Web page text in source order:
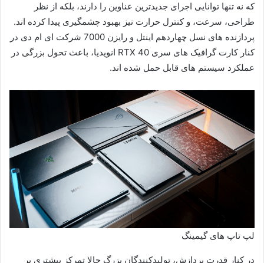
که نه تنها توانایی اجرای جدیدترین عناوین را دارند، بلکه از نظر
طراحی، سرعت، و کنترل حرارت نیز بهبود چشمگیری پیدا کرده اند.
پردازنده های نسل چهاردهم اینتل و رایزن 7000 شرکت ای ام دی در
کنار کارت گرافیک های سری RTX 40 انویدیا، باعث تحول بزرگی در
عملکرد سیستم های قابل حمل شده اند.
لپ تاپ های گیمینگ
در کنار قدرت پردازش، تولیدکنندگان بزرگ حالا تمرکز بیشتری بر